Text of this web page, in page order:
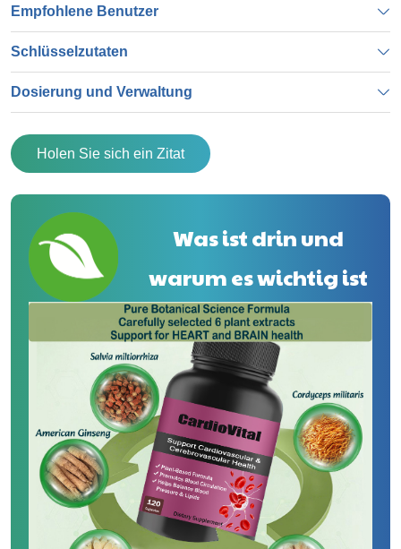
Empfohlene Benutzer
Schlüsselzutaten
Dosierung und Verwaltung
Holen Sie sich ein Zitat
Was ist drin und
warum es wichtig ist